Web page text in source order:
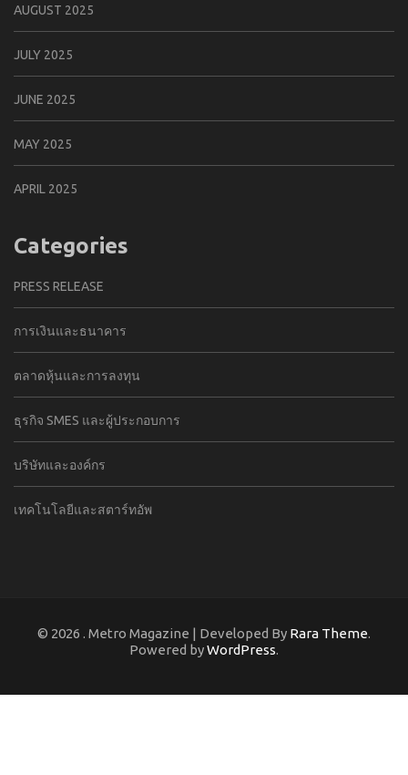
AUGUST 2025
JULY 2025
JUNE 2025
MAY 2025
APRIL 2025
Categories
PRESS RELEASE
การเงินและธนาคาร
ตลาดหุ้นและการลงทุน
ธุรกิจ SMES และผู้ประกอบการ
บริษัทและองค์กร
เทคโนโลยีและสตาร์ทอัพ
© 2026 . Metro Magazine | Developed By Rara Theme.
Powered byWordPress.